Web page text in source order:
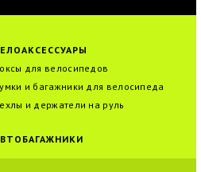
для велосипедов
и багажники для велоcипеда
и держатели на руль